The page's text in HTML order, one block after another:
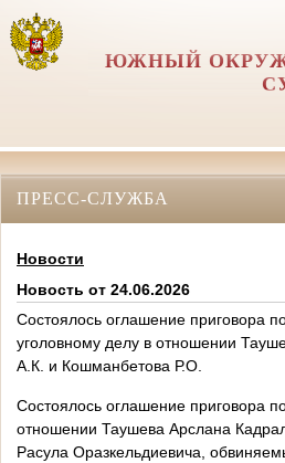
ЮЖНЫЙ
ПРЕСС-СЛУЖБА
Новости
Новость от 24.06.2026
Состоялось оглашение приговора
уголовному делу в отношении
А.К. и Кошманбетова Р.О.
Состоялось оглашение приговора
отношении Таушева Арслана
Расула Оразкельдиевича,